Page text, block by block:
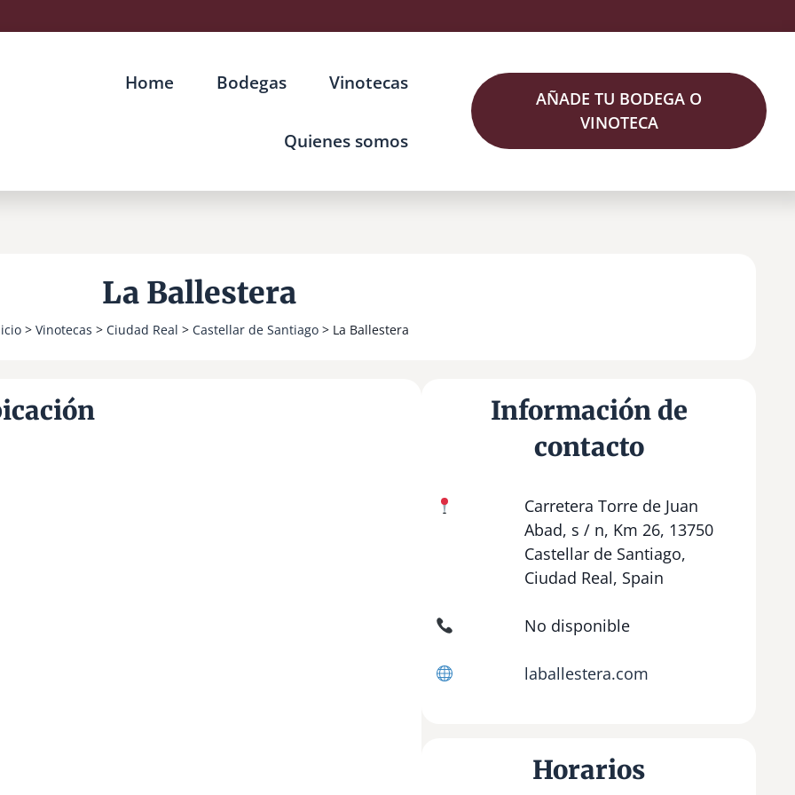
Home Bodegas Vinotecas
Quienes somos
AÑADE TU BODEGA O
VINOTECA
La Ballestera
> Vinotecas > Ciudad Real > Castellar de Santiago> La Ballestera
Información de
contacto
Carretera Torre de Juan
Abad, s / n, Km 26, 13750
Castellar de Santiago,
Ciudad Real, Spain
No disponible
laballestera.com
Horarios